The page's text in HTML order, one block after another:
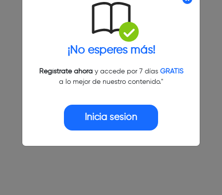
¡No esperes más!
Regístrate ahoray accede por 7 días GRATIS
a lo mejor de nuestro contenido."
Inicia sesión